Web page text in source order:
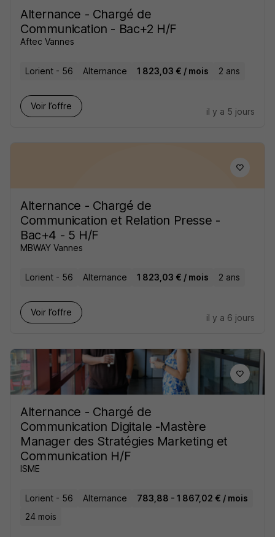
Alternance - Chargé de
Communication - Bac+2 H/F
Aftec Vannes
Lorient - 56 Alternance 1 823,03 € / mois 2 ans
Voir l’offre
il y a 5 jours
Alternance - Chargé de
Communication et Relation Presse -
Bac+4 - 5 H/F
MBWAY Vannes
Lorient - 56 Alternance 1 823,03 € / mois 2 ans
Voir l’offre
il y a 6 jours
Alternance - Chargé de
Communication Digitale -Mastère
Manager des Stratégies Marketing et
Communication H/F
ISME
Lorient - 56 Alternance
783,88 - 1 867,02 € / mois
24 mois